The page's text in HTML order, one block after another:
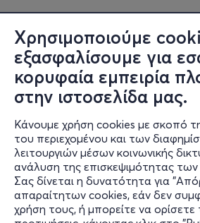
Χρησιμοποιούμε
εξασφαλίσουμε για
κορυφαία εμπειρία
στην ιστοσελίδα μας.
Κάνουμε χρήση cookies με σκοπό
του περιεχομένου και των
λειτουργιών μέσων κοινωνικής
ανάλυση της επισκεψιμότητας
Σας δίνεται η δυνατότητα για
απαραίτητων cookies, εάν δεν
χρήση τους, ή μπορείτε να ορίσετε
Πληροφορίες
Υποστήριξη